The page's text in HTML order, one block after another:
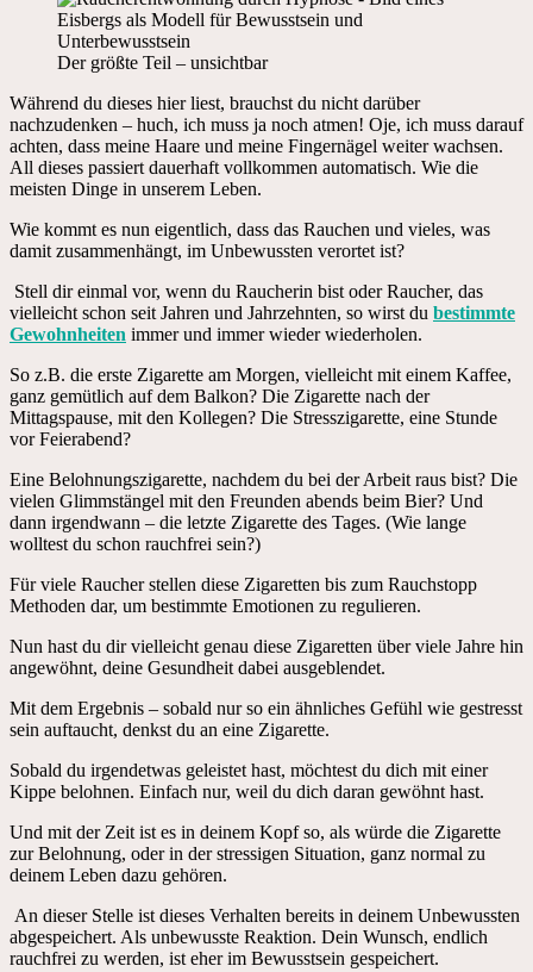
Der größte Teil – unsichtbar
Während du dieses hier liest, brauchst du nicht darüber
nachzudenken – huch, ich muss ja noch atmen! Oje, ich muss darauf
achten, dass meine Haare und meine Fingernägel weiter wachsen.
All dieses passiert dauerhaft vollkommen automatisch. Wie die
meisten Dinge in unserem Leben.
Wie kommt es nun eigentlich, dass das Rauchen und vieles, was
damit zusammenhängt, im Unbewussten verortet ist?
Stell dir einmal vor, wenn du Raucherin bist oder Raucher, das
vielleicht schon seit Jahren und Jahrzehnten, so wirst du bestimmte
Gewohnheiten immer und immer wieder wiederholen.
So z.B. die erste Zigarette am Morgen, vielleicht mit einem Kaffee,
ganz gemütlich auf dem Balkon? Die Zigarette nach der
Mittagspause, mit den Kollegen? Die Stresszigarette, eine Stunde
vor Feierabend?
Eine Belohnungszigarette, nachdem du bei der Arbeit raus bist? Die
vielen Glimmstängel mit den Freunden abends beim Bier? Und
dann irgendwann – die letzte Zigarette des Tages. (Wie lange
wolltest du schon rauchfrei sein?)
Für viele Raucher stellen diese Zigaretten bis zum Rauchstopp
Methoden dar, um bestimmte Emotionen zu regulieren.
Nun hast du dir vielleicht genau diese Zigaretten über viele Jahre hin
angewöhnt, deine Gesundheit dabei ausgeblendet.
Mit dem Ergebnis – sobald nur so ein ähnliches Gefühl wie gestresst
sein auftaucht, denkst du an eine Zigarette.
Sobald du irgendetwas geleistet hast, möchtest du dich mit einer
Kippe belohnen. Einfach nur, weil du dich daran gewöhnt hast.
Und mit der Zeit ist es in deinem Kopf so, als würde die Zigarette
zur Belohnung, oder in der stressigen Situation, ganz normal zu
deinem Leben dazu gehören.
An dieser Stelle ist dieses Verhalten bereits in deinem Unbewussten
abgespeichert. Als unbewusste Reaktion. Dein Wunsch, endlich
rauchfrei zu werden, ist eher im Bewusstsein gespeichert.